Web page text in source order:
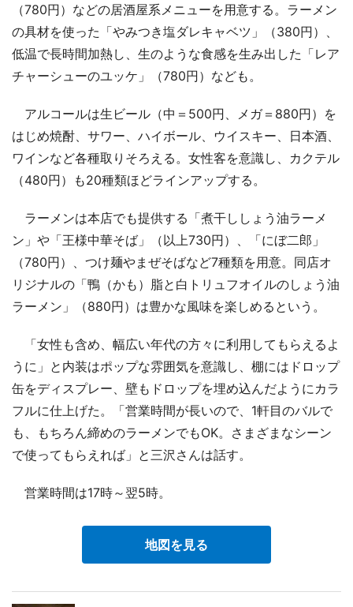
（780円）などの居酒屋系メニューを用意する。ラーメン
の具材を使った「やみつき塩ダレキャベツ」（380円）、
低温で長時間加熱し、生のような食感を生み出した「レア
チャーシューのユッケ」（780円）なども。
アルコールは生ビール（中＝500円、メガ＝880円）を
はじめ焼酎、サワー、ハイボール、ウイスキー、日本酒、
ワインなど各種取りそろえる。女性客を意識し、カクテル
（480円）も20種類ほどラインアップする。
ラーメンは本店でも提供する「煮干ししょう油ラーメ
ン」や「王様中華そば」（以上730円）、「にぼ二郎」
（780円）、つけ麺やまぜそばなど7種類を用意。同店オ
リジナルの「鴨（かも）脂と白トリュフオイルのしょう油
ラーメン」（880円）は豊かな風味を楽しめるという。
「女性も含め、幅広い年代の方々に利用してもらえるよ
うに」と内装はポップな雰囲気を意識し、棚にはドロップ
缶をディスプレー、壁もドロップを埋め込んだようにカラ
フルに仕上げた。「営業時間が長いので、1軒目のバルで
も、もちろん締めのラーメンでもOK。さまざまなシーン
で使ってもらえれば」と三沢さんは話す。
営業時間は17時～翌5時。
地図を見る